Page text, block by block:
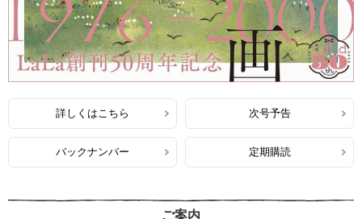
詳しくはこちら 次号予告
バックナンバー 定期購読
ご案内